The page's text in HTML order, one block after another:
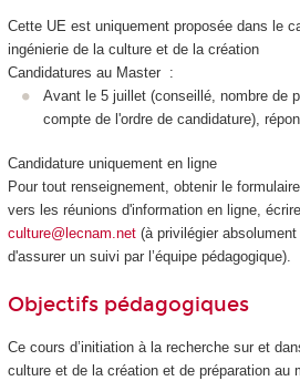
Cette UE est uniquement proposée dans le
ingénierie de la culture et de la création
Candidatures au Master :
Avant le 5 juillet (conseillé, nombre de
compte de l'ordre de candidature),
Candidature uniquement en ligne
Pour tout renseignement, obtenir le
vers les réunions d'information en ligne,
culture@lecnam.net(à privilégier
d'assurer un suivi par l’équipe pédagogique).
Objectifs pédagogiques
Ce cours d’initiation à la recherche sur et
culture et de la création et de préparation au